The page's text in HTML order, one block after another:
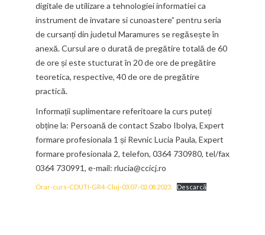
digitale de utilizare a tehnologiei informatiei ca
instrument de invatare si cunoastere” pentru seria
de cursanți din judetul Maramures se regăsește în
anexă. Cursul are o durată de pregătire totală de 60
de ore și este stucturat în 20 de ore de pregătire
teoretica, respective, 40 de ore de pregătire
practică.
Informații suplimentare referitoare la curs puteți
obține la: Persoană de contact Szabo Ibolya, Expert
formare profesionala 1 și Revnic Lucia Paula, Expert
formare profesionala 2, telefon, 0364 730980, tel/fax
0364 730991, e-mail: rlucia@ccicj.ro
Orar-curs-CDUTI-GR4-Cluj-03.07.-02.08.2023. Descarcă